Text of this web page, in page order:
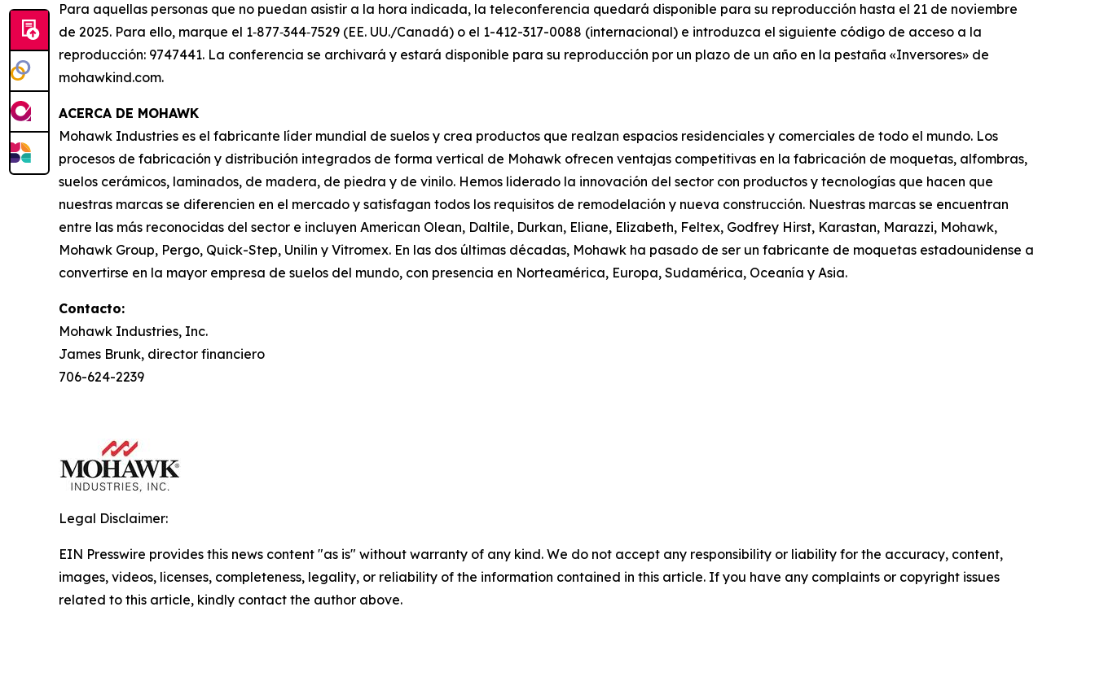
Para aquellas personas que no puedan asistir a la hora indicada, la teleconferencia quedará disponible para su reproducción hasta el 21 de noviembre
de 2025. Para ello, marque el 1‑877‑344‑7529 (EE. UU./Canadá) o el 1-412-317-0088 (internacional) e introduzca el siguiente código de acceso a la
reproducción: 9747441. La conferencia se archivará y estará disponible para su reproducción por un plazo de un año en la pestaña «Inversores» de
mohawkind.com.
ACERCA DE MOHAWK
Mohawk Industries es el fabricante líder mundial de suelos y crea productos que realzan espacios residenciales y comerciales de todo el mundo. Los
procesos de fabricación y distribución integrados de forma vertical de Mohawk ofrecen ventajas competitivas en la fabricación de moquetas, alfombras,
suelos cerámicos, laminados, de madera, de piedra y de vinilo. Hemos liderado la innovación del sector con productos y tecnologías que hacen que
nuestras marcas se diferencien en el mercado y satisfagan todos los requisitos de remodelación y nueva construcción. Nuestras marcas se encuentran
entre las más reconocidas del sector e incluyen American Olean, Daltile, Durkan, Eliane, Elizabeth, Feltex, Godfrey Hirst, Karastan, Marazzi, Mohawk,
Mohawk Group, Pergo, Quick-Step, Unilin y Vitromex. En las dos últimas décadas, Mohawk ha pasado de ser un fabricante de moquetas estadounidense a
convertirse en la mayor empresa de suelos del mundo, con presencia en Norteamérica, Europa, Sudamérica, Oceanía y Asia.
Contacto:
Mohawk Industries, Inc.
James Brunk, director financiero
706-624-2239
Legal Disclaimer:
EIN Presswire provides this news content "as is" without warranty of any kind. We do not accept any responsibility or liability for the accuracy, content,
images, videos, licenses, completeness, legality, or reliability of the information contained in this article. If you have any complaints or copyright issues
related to this article, kindly contact the author above.